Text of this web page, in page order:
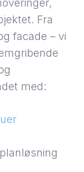
Fra
facade – vi
med: